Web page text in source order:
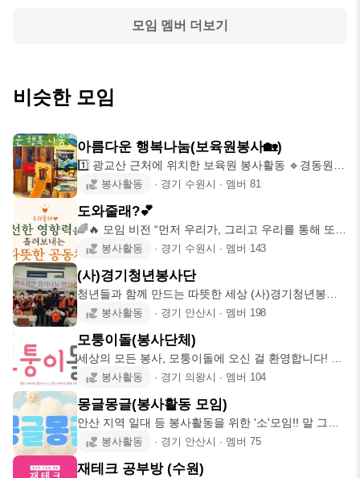
모임 멤버 더보기
비슷한 모임
아름다운 행복나눔(보육원봉사🏡)
1️⃣ 광교산 근처에 위치한 보육원 봉사활동 🔹️경동원
주소 : 경기 수
봉사활동 ∙ 경기 수원시 ∙ 멤버 81
도와줄래?💕
🌈🔥 모임 비전 “먼저 우리가, 그리고 우리를 통해 또
누군가에게 선한
봉사활동 ∙ 경기 수원시 ∙ 멤버 143
(사)경기청년봉사단
청년들과 함께 만드는 따뜻한 세상 (사)경기청년봉사
단 2014년 창립
봉사활동 ∙ 경기 안산시 ∙ 멤버 198
모퉁이돌(봉사단체)
세상의 모든 봉사, 모퉁이돌에 오신 걸 환영합니다! 모
퉁이돌은 건물을
봉사활동 ∙ 경기 의왕시 ∙ 멤버 104
몽글몽글(봉사활동 모임)
안산 지역 일대 등 봉사활동을 위한 '소'모임!! 말 그대
로 작은 모임
봉사활동 ∙ 경기 안산시 ∙ 멤버 75
재테크 공부방 (수원)